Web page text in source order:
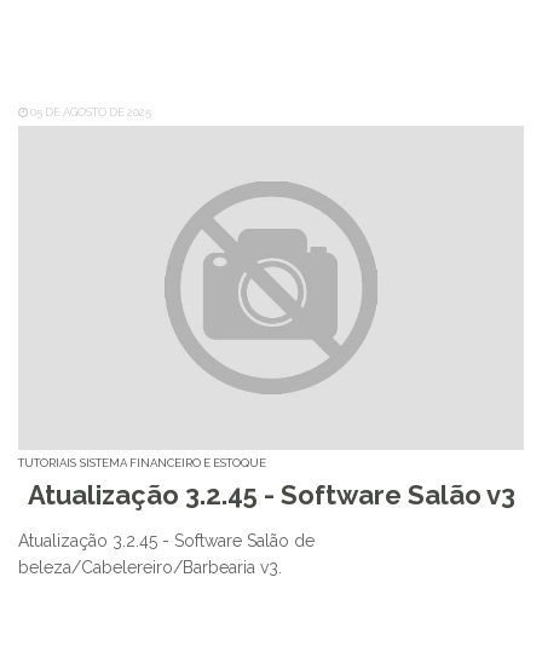
05 DE AGOSTO DE 2025
TUTORIAIS SISTEMA FINANCEIRO E ESTOQUE
Atualização 3.2.45 - Software Salão v3
Atualização 3.2.45 - Software Salão de
beleza/Cabelereiro/Barbearia v3.